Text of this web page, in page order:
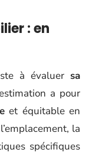
: en
à évaluer sa
a pour
et équitable en
la
spécifiques